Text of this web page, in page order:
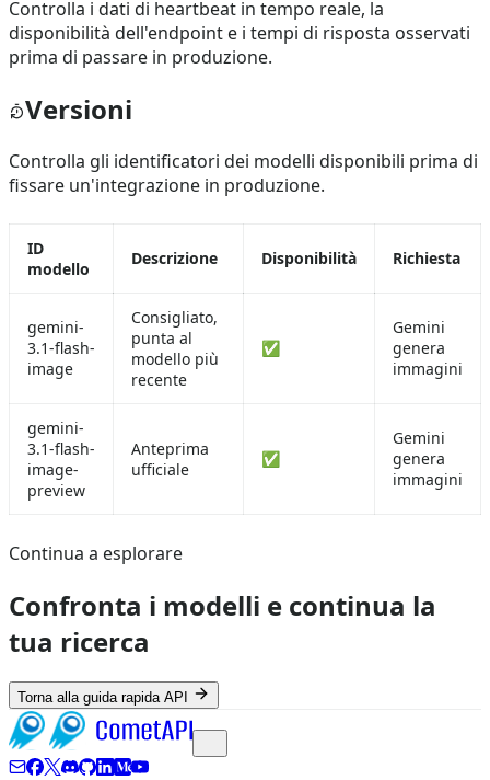
Controlla i dati di heartbeat in tempo reale, la
disponibilità dell'endpoint e i tempi di risposta osservati
prima di passare in produzione.
Versioni
Controlla gli identificatori dei modelli disponibili prima di
fissare un'integrazione in produzione.
ID
modello
Descrizione Disponibilità Richiesta
gemini-
3.1-flash-
image
Consigliato,
punta al
modello più
recente
✅
Gemini
genera
immagini
gemini-
3.1-flash-
image-
preview
Anteprima
ufficiale
✅
Gemini
genera
immagini
Continua a esplorare
Confronta i modelli e continua la
tua ricerca
Torna alla guida rapida API